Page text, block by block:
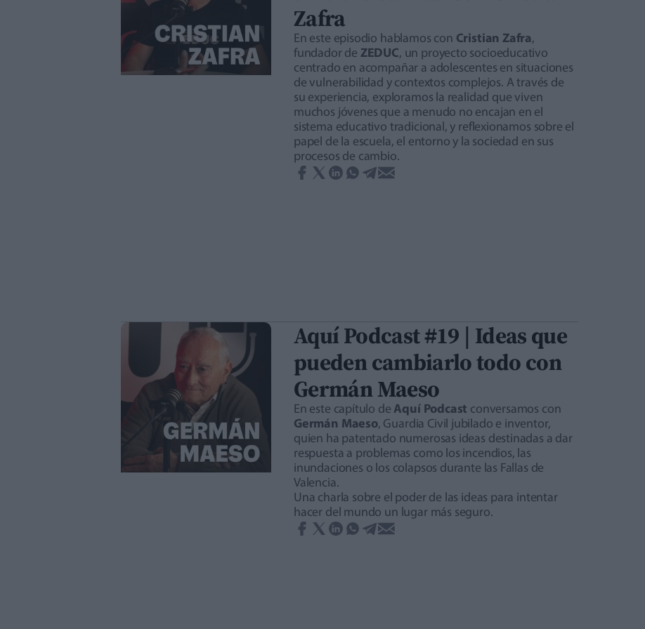
Zafra
En este episodio hablamos con Cristian Zafra,
fundador de ZEDUC, un proyecto socioeducativo
centrado en acompañar a adolescentes en situaciones
de vulnerabilidad y contextos complejos. A través de
su experiencia, exploramos la realidad que viven
muchos jóvenes que a menudo no encajan en el
sistema educativo tradicional, y reflexionamos sobre el
papel de la escuela, el entorno y la sociedad en sus
procesos de cambio.
Aquí Podcast #19 | Ideas que
pueden cambiarlo todo con
Germán Maeso
En este capítulo deAquí Podcast conversamos con
Germán Maeso, Guardia Civil jubilado e inventor,
quien ha patentado numerosas ideas destinadas a dar
respuesta a problemas como los incendios, las
inundaciones o los colapsos durante las Fallas de
Valencia.
Una charla sobre el poder de las ideas para intentar
hacer del mundo un lugar más seguro.